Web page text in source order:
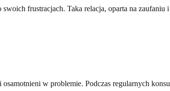
frustracjach. Taka relacja, oparta na zaufaniu
w problemie. Podczas regularnych